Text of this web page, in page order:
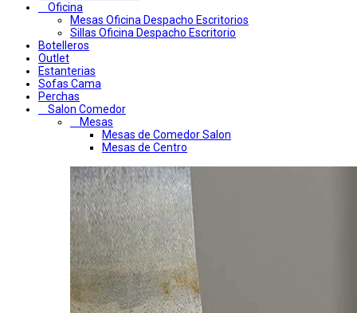
Oficina
Mesas Oficina Despacho Escritorios
Sillas Oficina Despacho Escritorio
Botelleros
Outlet
Estanterias
Sofas Cama
Perchas
Salon Comedor
Mesas
Mesas de Comedor Salon
Mesas de Centro